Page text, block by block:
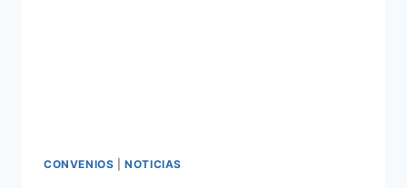
CONVENIOS |NOTICIAS